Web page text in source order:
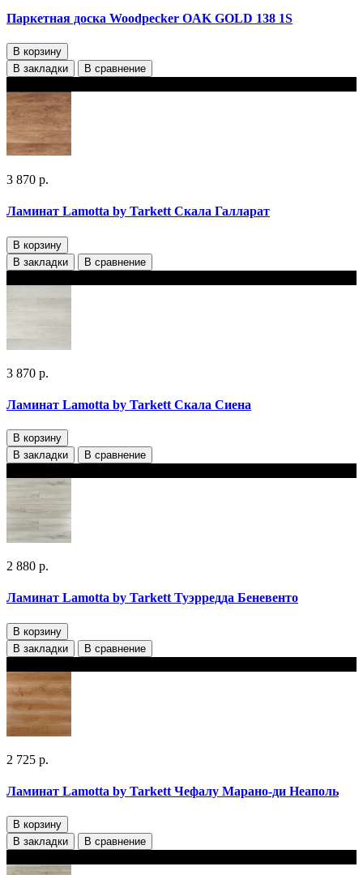
Паркетная доска Woodpecker OAK GOLD 138 1S
В корзину
В закладки
В сравнение
3 870 р.
Ламинат Lamotta by Tarkett Скала Галларат
В корзину
В закладки
В сравнение
3 870 р.
Ламинат Lamotta by Tarkett Скала Сиена
В корзину
В закладки
В сравнение
2 880 р.
Ламинат Lamotta by Tarkett Туэрредда Беневенто
В корзину
В закладки
В сравнение
2 725 р.
Ламинат Lamotta by Tarkett Чефалу Марано-ди Неаполь
В корзину
В закладки
В сравнение